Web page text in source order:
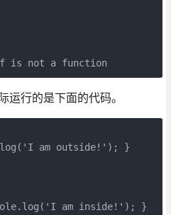
// Uncaught TypeError: f is not a function
运行的是下面的代码。
am outside!'); }
am inside!'); }